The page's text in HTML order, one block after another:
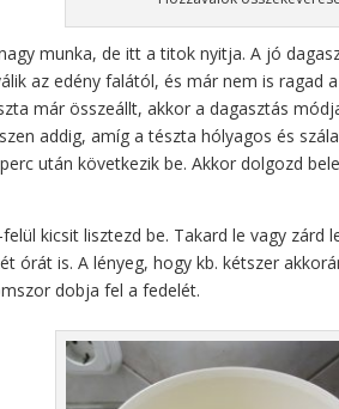
munka, de itt a titok nyitja. A jó
az edény falától, és már nem is ragad
már összeállt, akkor a dagasztás
addig, amíg a tészta hólyagos és
után következik be. Akkor dolgozd
kicsit lisztezd be. Takard le vagy
órát is. A lényeg, hogy kb. kétszer
dobja fel a fedelét.